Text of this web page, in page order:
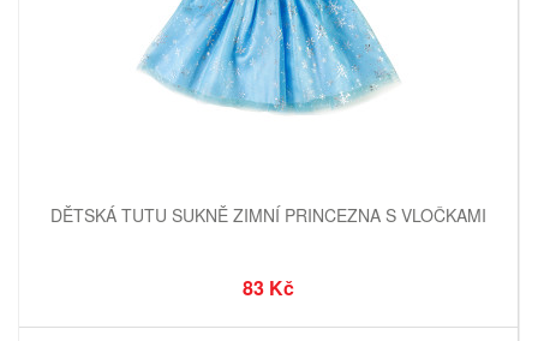
DĚTSKÁ TUTU SUKNĚ ZIMNÍ PRINCEZNA S VLOČKAMI
83 Kč